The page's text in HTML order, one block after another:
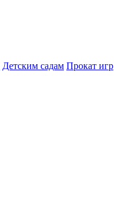
Детским садам Прокат игр